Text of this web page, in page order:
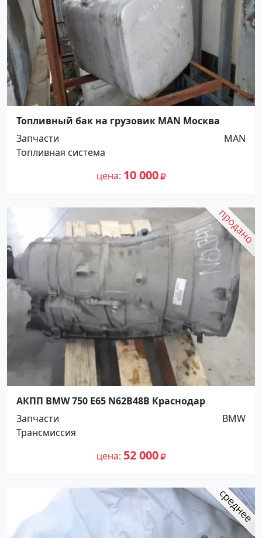
Топливный бак на грузовик MAN Москва
Запчасти
MAN
Топливная система
цена 10 000
АКПП BMW 750 E65 N62B48B Краснодар
Запчасти
BMW
Трансмиссия
цена 52 000